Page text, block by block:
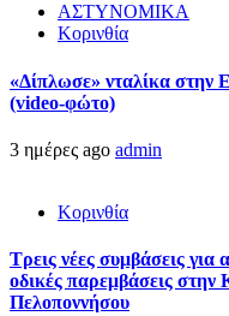
ΑΣΤΥΝΟΜΙΚΑ
Κορινθία
«Δίπλωσε» νταλίκα στην
(video-φώτο)
3 ημέρες ago admin
Κορινθία
Τρεις νέες συμβάσεις για
οδικές παρεμβάσεις στην
Πελοποννήσου